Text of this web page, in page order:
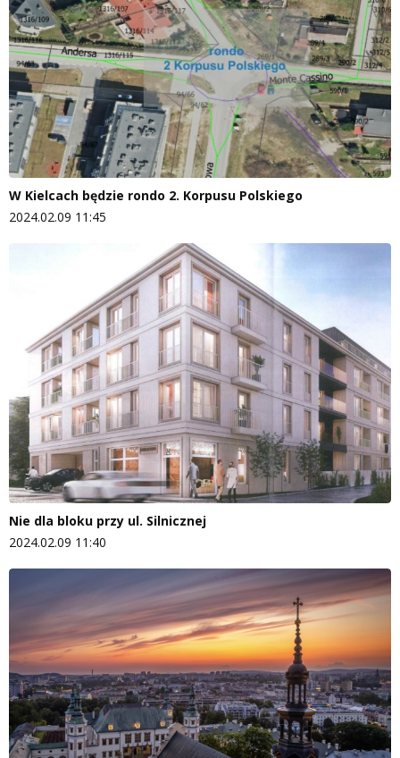
W Kielcach będzie rondo 2. Korpusu Polskiego
2024.02.09 11:45
Nie dla bloku przy ul. Silnicznej
2024.02.09 11:40